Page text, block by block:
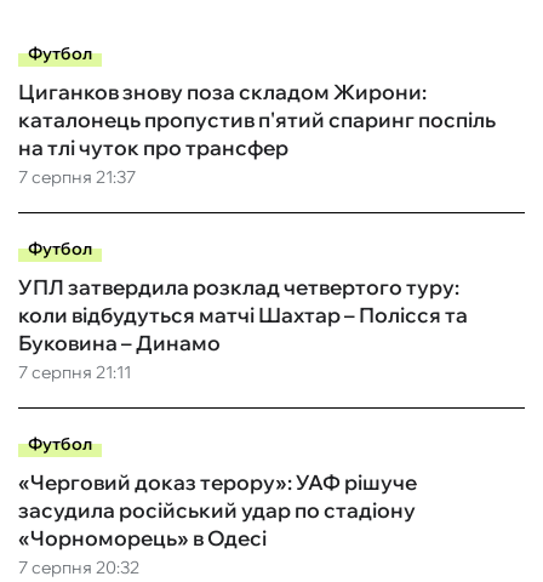
Футбол
7 серпня 21:37
Циганков знову поза складом Жирони:
каталонець пропустив п'ятий спаринг поспіль
на тлі чуток про трансфер
Футбол
7 серпня 21:11
УПЛ затвердила розклад четвертого туру:
коли відбудуться матчі Шахтар – Полісся та
Буковина – Динамо
Футбол
7 серпня 20:32
«Черговий доказ терору»: УАФ рішуче
засудила російський удар по стадіону
«Чорноморець» в Одесі